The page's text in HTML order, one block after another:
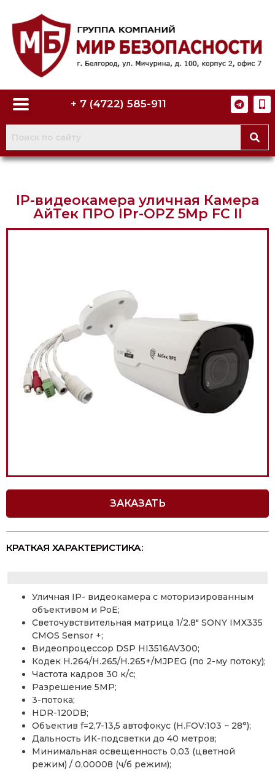
+ 7 (4722) 585-911
IP-видеокамера уличная Камера
АйТек ПРО IPr-OPZ 5Mp FC II
ЗАКАЗАТЬ
КРАТКАЯ ХАРАКТЕРИСТИКА:
Уличная IP- видеокамера с моторизированным
объективом и PoE;
Светочувствительная матрица 1/2.8″ SONY IMX335
CMOS Sensor +;
Видеопроцессор DSP HI3516AV300;
Кодек H.264/H.265/H.265+/MJPEG (по 2-му потоку);
Частота кадров 30 к/с;
Разрешение 5MP;
3-потока;
HDR-120DB;
Объектив f=2,7-13,5 автофокус (H.FOV:103 ~ 28°);
Дальность ИК-подсветки до 40 метров;
Минимальная освещенность 0,03 (цветной
режим) / 0,00008 (ч/б режим);